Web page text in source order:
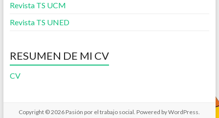
Revista TS UCM
Revista TS UNED
RESUMEN DE MI CV
CV
Copyright © 2026 Pasión por el trabajo social. Powered byWordPress.